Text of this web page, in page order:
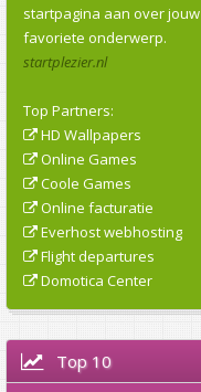
startpagina aan over jouw
favoriete onderwerp.
startplezier.nl
Top Partners:
HD Wallpapers
Online Games
Coole Games
Online facturatie
Everhost webhosting
Flight departures
Domotica Center
Top 10